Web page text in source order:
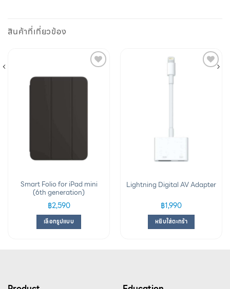
สินค้าที่เกี่ยวข้อง
wishlist
Smart Folio for iPad mini
(6th generation)
฿2,590
เลือกรูปแบบ
Lightning Digital AV Adapter
฿1,990
หยิบใส่ตะกร้า